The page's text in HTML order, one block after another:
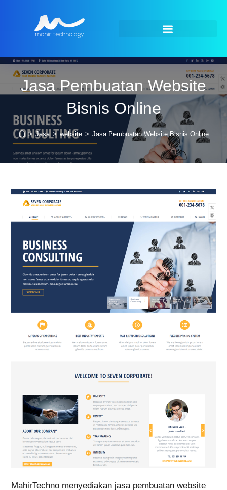
Jasa Pembuatan Website
Bisnis Online
> Jasa > website > Jasa Pembuatan Website Bisnis Online
MahirTechno menyediakan jasa pembuatan website